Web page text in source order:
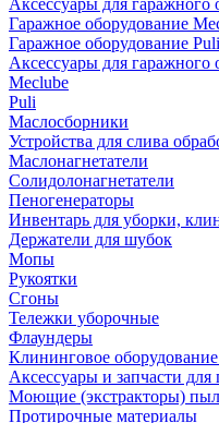
Аксессуары для гаражного
Гаражное оборудование
Гаражное оборудование Puli
Аксессуары для гаражного
Meclube
Puli
Маслосборники
Устройства для слива
Маслонагнетатели
Солидолонагнетатели
Пеногенераторы
Инвентарь для уборки,
Держатели для шубок
Мопы
Рукоятки
Сгоны
Тележки уборочные
Флаундеры
Клининговое оборудование
Аксессуары и запчасти
Моющие (экстракторы)
Протирочные материалы